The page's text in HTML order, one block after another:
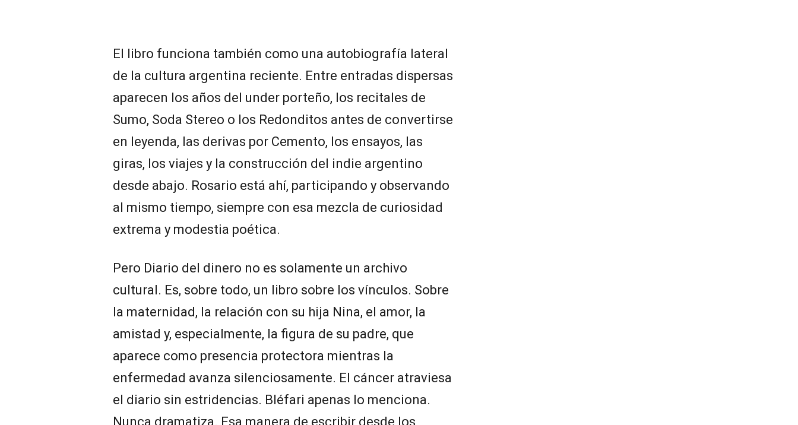
El libro funciona también como una autobiografía lateral
de la cultura argentina reciente. Entre entradas dispersas
aparecen los años del under porteño, los recitales de
Sumo, Soda Stereo o los Redonditos antes de convertirse
en leyenda, las derivas por Cemento, los ensayos, las
giras, los viajes y la construcción del indie argentino
desde abajo. Rosario está ahí, participando y observando
al mismo tiempo, siempre con esa mezcla de curiosidad
extrema y modestia poética.
Pero Diario del dinero no es solamente un archivo
cultural. Es, sobre todo, un libro sobre los vínculos. Sobre
la maternidad, la relación con su hija Nina, el amor, la
amistad y, especialmente, la figura de su padre, que
aparece como presencia protectora mientras la
enfermedad avanza silenciosamente. El cáncer atraviesa
el diario sin estridencias. Bléfari apenas lo menciona.
Nunca dramatiza. Esa manera de escribir desde los